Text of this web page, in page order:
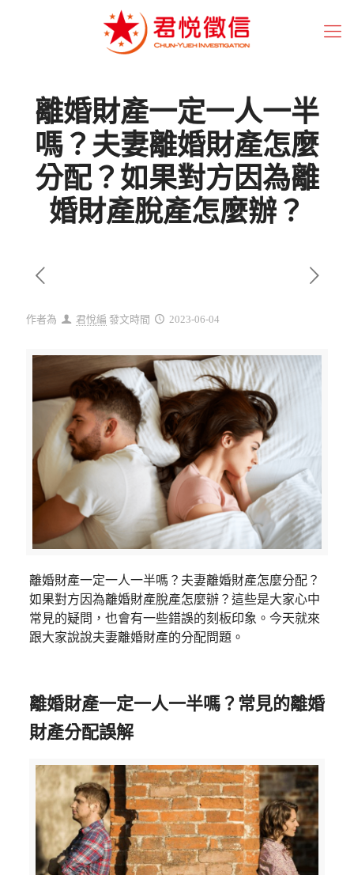
離婚財產一定一人一半
嗎？夫妻離婚財產怎麼
分配？如果對方因為離
婚財產脫產怎麼辦？
作者為 君悅編 發文時間 2023-06-04
離婚財產一定一人一半嗎？夫妻離婚財產怎麼分配？
如果對方因為離婚財產脫產怎麼辦？這些是大家心中
常見的疑問，也會有一些錯誤的刻板印象。今天就來
跟大家說說夫妻離婚財產的分配問題。
離婚財產一定一人一半嗎？常見的離婚
財產分配誤解